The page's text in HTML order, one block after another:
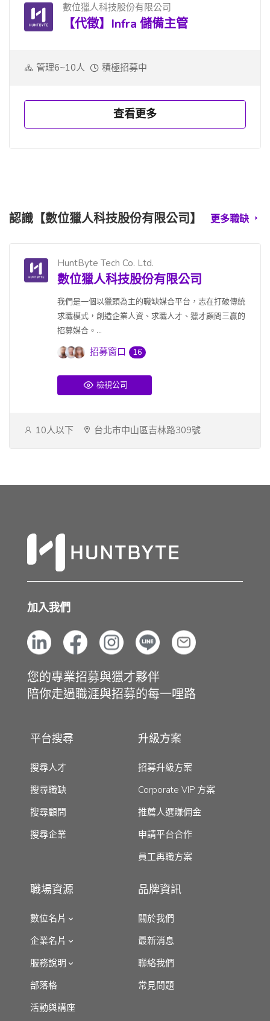
數位獵人科技股份有限公司
【代徵】Infra 儲備主管
管理6~10人 積極招募中
查看更多
認識【數位獵人科技股份有限公司】 更多職缺
HuntByte Tech Co. Ltd.
數位獵人科技股份有限公司
我們是一個以獵頭為主的職缺媒合平台，志在打破傳統
求職模式，創造企業人資、求職人才、獵才顧問三贏的
招募媒合。...
招募窗口 16
檢視公司
10人以下 台北市中山區吉林路309號
加入我們
您的專業招募與獵才夥伴
陪你走過職涯與招募的每一哩路
平台搜尋
搜尋人才
搜尋職缺
搜尋顧問
搜尋企業
升級方案
招募升級方案
Corporate VIP 方案
推薦人選賺佣金
申請平台合作
員工再職方案
職場資源
數位名片
企業名片
服務說明
部落格
活動與講座
品牌資訊
關於我們
最新消息
聯絡我們
常見問題